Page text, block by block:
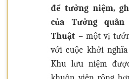
để tưởng niệm,
của Tưởng quân
Thuật – một vị
với cuộc khởi nghĩa
Khu lưu niệm